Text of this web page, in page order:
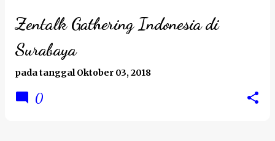
Zentalk Gathering Indonesia di
Surabaya
pada tanggalOktober 03, 2018
0